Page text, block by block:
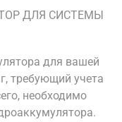
ДЛЯ СИСТЕМЫ
для вашей
требующий учета
необходимо